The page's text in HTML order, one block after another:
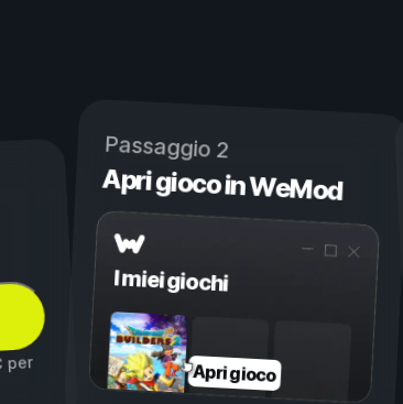
per
Passaggio 2
Apri gioco in WeMod
I miei giochi
Apri gioco